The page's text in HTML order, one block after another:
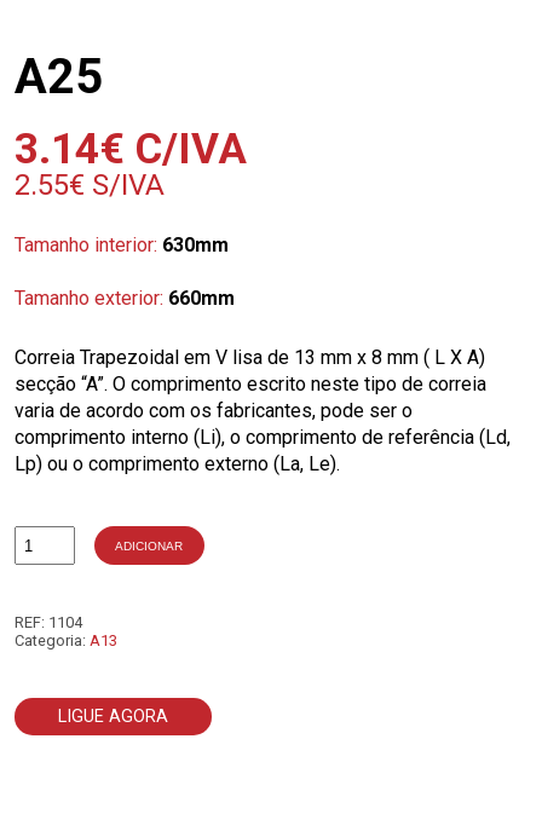
A25
3.14€ C/IVA
2.55€ S/IVA
Tamanho interior: 630mm
Tamanho exterior: 660mm
Correia Trapezoidal em V lisa de 13 mm x 8 mm ( L X A)
secção “A”. O comprimento escrito neste tipo de correia
varia de acordo com os fabricantes, pode ser o
comprimento interno (Li), o comprimento de referência (Ld,
Lp) ou o comprimento externo (La, Le).
Quantidade
ADICIONAR
REF: 1104
Categoria: A13
LIGUE AGORA